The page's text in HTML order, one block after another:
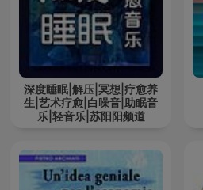
深度睡眠|解压|冥想|疗愈养
生|艺术疗愈|白噪音|助眠音
乐|轻音乐|苏阳阳频道